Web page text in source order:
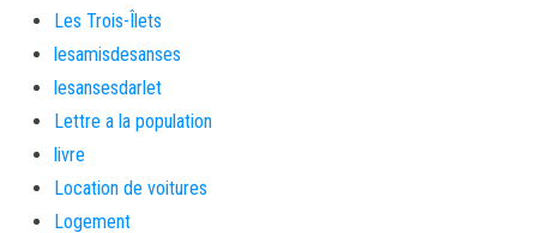
Les Trois-Îlets
lesamisdesanses
lesansesdarlet
Lettre a la population
livre
Location de voitures
Logement